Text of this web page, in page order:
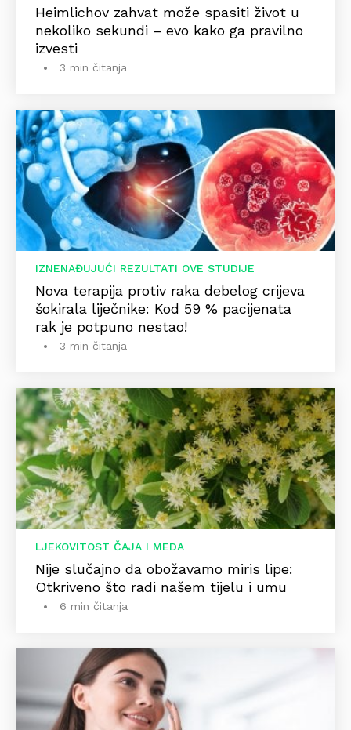
Heimlichov zahvat može spasiti život u
nekoliko sekundi – evo kako ga pravilno
izvesti
3 min čitanja
IZNENAĐUJUĆI REZULTATI OVE STUDIJE
Nova terapija protiv raka debelog crijeva
šokirala liječnike: Kod 59 % pacijenata
rak je potpuno nestao!
3 min čitanja
LJEKOVITOST ČAJA I MEDA
Nije slučajno da obožavamo miris lipe:
Otkriveno što radi našem tijelu i umu
6 min čitanja